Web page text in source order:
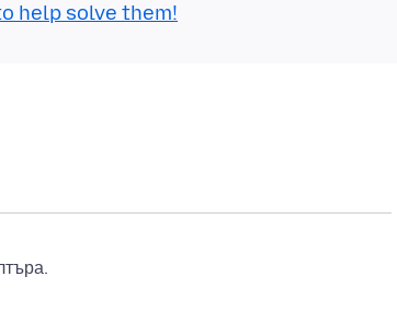
help solve them!